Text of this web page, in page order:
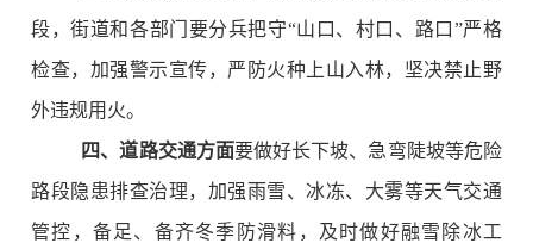
段，街道和各部门要分兵把守“山口、村口、路口”严格
检查，加强警示宣传，严防火种上山入林，坚决禁止野
外违规用火。
四、道路交通方面要做好长下坡、急弯陡坡等危险
路段隐患排查治理，加强雨雪、冰冻、大雾等天气交通
管控，备足、备齐冬季防滑料，及时做好融雪除冰工